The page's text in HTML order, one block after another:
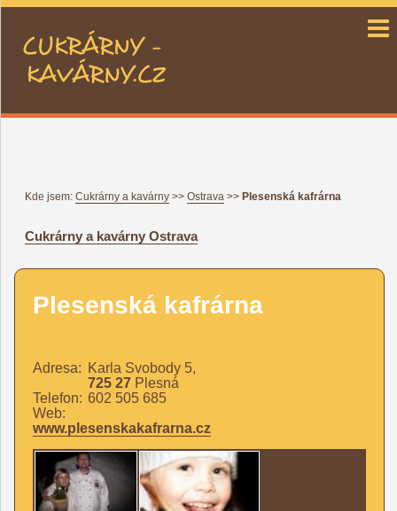
cukrárny a kavárny CZ
Kde jsem: Cukrárny a kavárny >> Ostrava >> Plesenská kafrárna
Cukrárny a kavárny Ostrava
Plesenská kafrárna
Adresa: Karla Svobody 5,
725 27 Plesná
Telefon: 602 505 685
Web:
www.plesenskakafrarna.cz